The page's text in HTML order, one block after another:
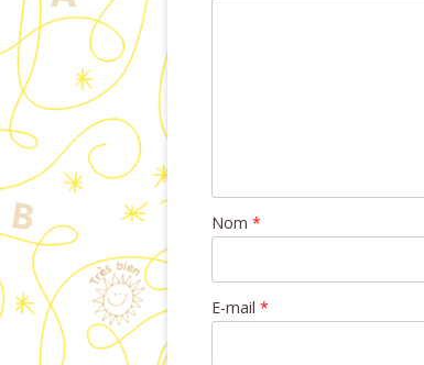
Nom *
E-mail *